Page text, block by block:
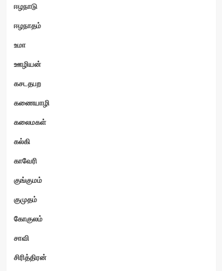
ஈழநாடு
ஈழநாதம்
உமா
ஊழியன்
கசடதபற
கணையாழி
கலைமகள்
கல்கி
காவேரி
குங்குமம்
குமுதம்
கோகுலம்
சாவி
சிரித்திரன்